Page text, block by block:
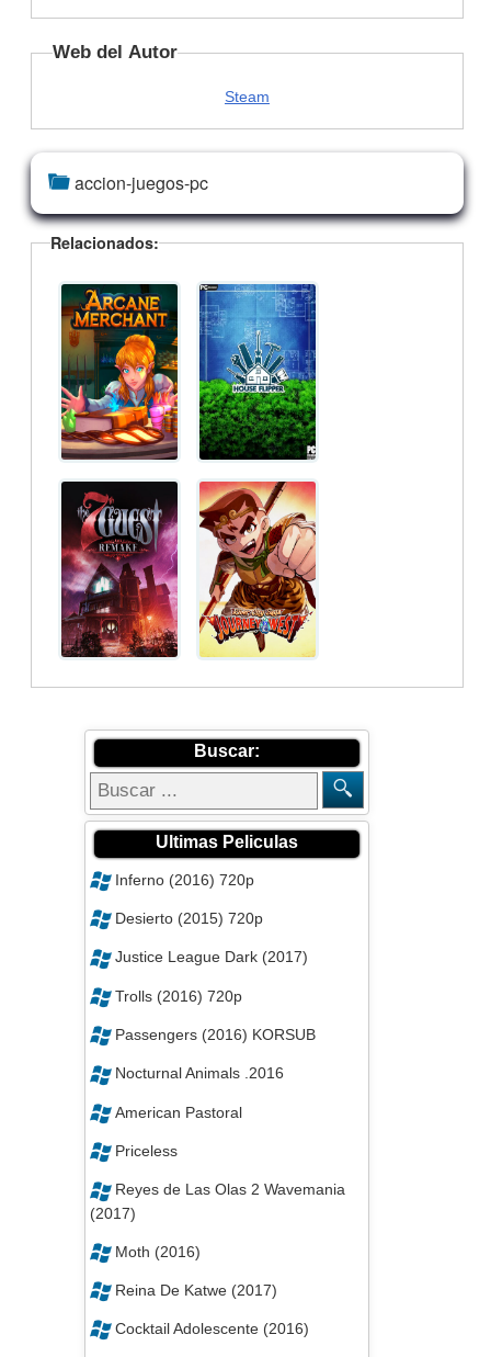
Web del Autor
Steam
accion-juegos-pc
Relacionados:
Buscar:
Ultimas Peliculas
Inferno (2016) 720p
Desierto (2015) 720p
Justice League Dark (2017)
Trolls (2016) 720p
Passengers (2016) KORSUB
Nocturnal Animals .2016
American Pastoral
Priceless
Reyes de Las Olas 2 Wavemania
(2017)
Moth (2016)
Reina De Katwe (2017)
Cocktail Adolescente (2016)